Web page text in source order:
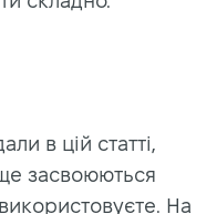
в цій статті,
засвоюються
На